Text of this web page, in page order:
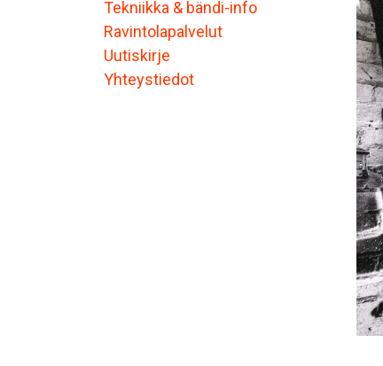
Tekniikka & bändi-info
Ravintolapalvelut
Uutiskirje
Yhteystiedot